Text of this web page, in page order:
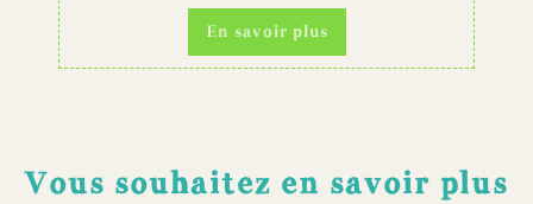
En savoir plus
Vous souhaitez en savoir plus